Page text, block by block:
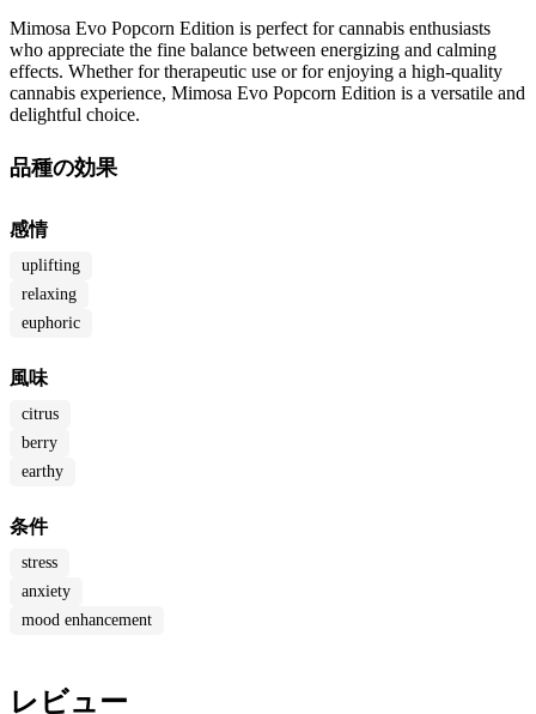
Mimosa Evo Popcorn Edition is perfect for cannabis enthusiasts
who appreciate the fine balance between energizing and calming
effects. Whether for therapeutic use or for enjoying a high-quality
cannabis experience, Mimosa Evo Popcorn Edition is a versatile and
delightful choice.
品種の効果
感情
uplifting
relaxing
euphoric
風味
citrus
berry
earthy
条件
stress
anxiety
mood enhancement
レビュー